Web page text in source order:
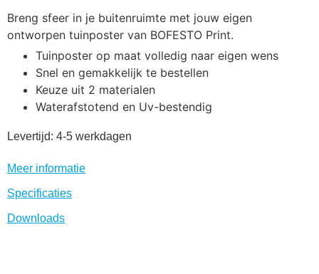
Breng sfeer in je buitenruimte met jouw eigen
ontworpen tuinposter van BOFESTO Print.
Tuinposter op maat volledig naar eigen wens
Snel en gemakkelijk te bestellen
Keuze uit 2 materialen
Waterafstotend en Uv-bestendig
Levertijd: 4-5 werkdagen
Meer informatie
Specificaties
Downloads